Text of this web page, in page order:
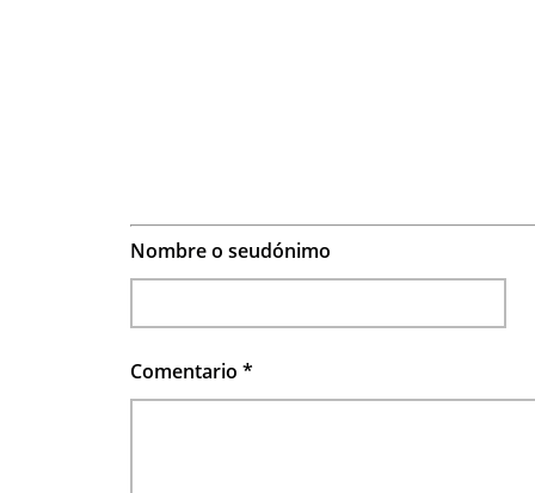
Nombre o seudónimo
Comentario *